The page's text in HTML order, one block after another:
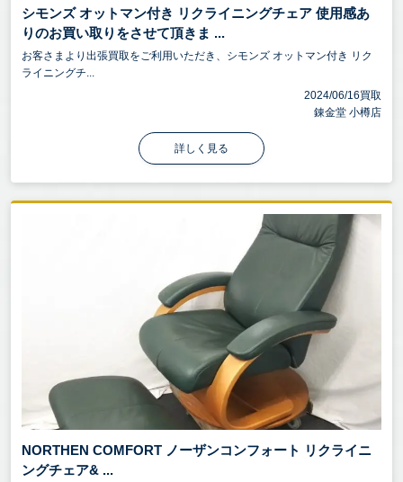
シモンズ オットマン付き リクライニングチェア 使用感あ
りのお買い取りをさせて頂きま ...
お客さまより出張買取をご利用いただき、シモンズ オットマン付き リク
ライニングチ...
2024/06/16買取
錬金堂 小樽店
詳しく見る
NORTHEN COMFORT ノーザンコンフォート リクライニ
ングチェア& ...